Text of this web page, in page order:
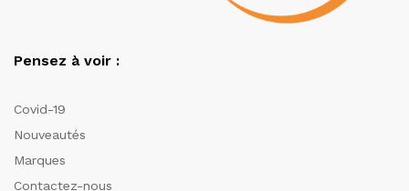
Pensez à voir :
Covid-19
Nouveautés
Marques
Contactez-nous